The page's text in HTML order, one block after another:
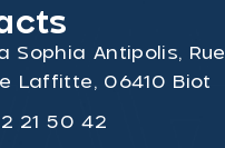
Sophia Antipolis, Rue
Laffitte, 06410 Biot
21 50 42